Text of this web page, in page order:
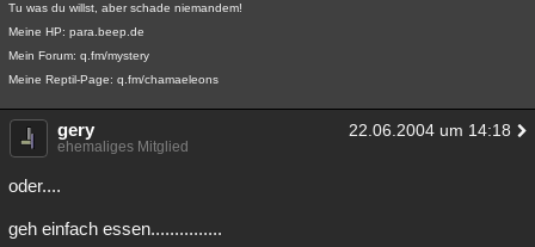
Tu was du willst, aber schade niemandem!
Meine HP: para.beep.de
Mein Forum: q.fm/mystery
Meine Reptil-Page: q.fm/chamaeleons
gery 22.06.2004 um 14:18
ehemaliges Mitglied
oder....
geh einfach essen...............